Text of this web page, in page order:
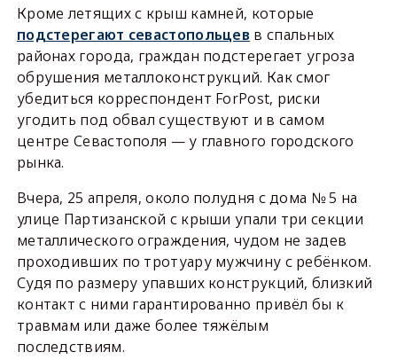
Кроме летящих с крыш камней, которые
подстерегают севастопольцев в спальных
районах города, граждан подстерегает угроза
обрушения металлоконструкций. Как смог
убедиться корреспондент ForPost, риски
угодить под обвал существуют и в самом
центре Севастополя — у главного городского
рынка.
Вчера, 25 апреля, около полудня с дома № 5 на
улице Партизанской с крыши упали три секции
металлического ограждения, чудом не задев
проходивших по тротуару мужчину с ребёнком.
Судя по размеру упавших конструкций, близкий
контакт с ними гарантированно привёл бы к
травмам или даже более тяжёлым
последствиям.